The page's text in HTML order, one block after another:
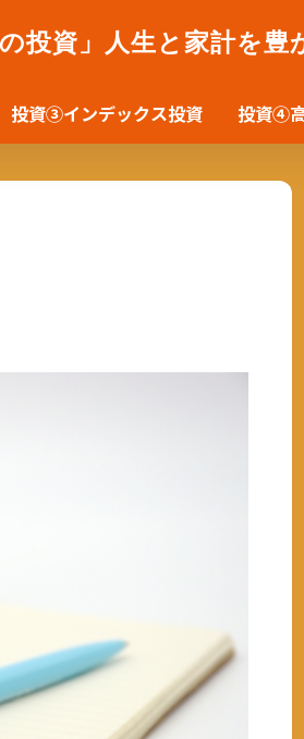
投資」人生と家計を
投資③インデックス投資 投資④